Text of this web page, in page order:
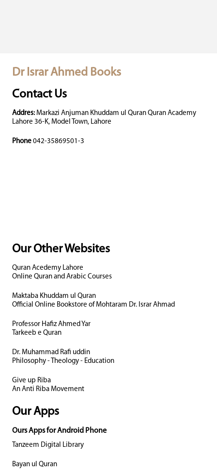
Dr Israr Ahmed Books
Contact Us
Addres: Markazi Anjuman Khuddam ul Quran Quran Academy
Lahore 36-K, Model Town, Lahore
Phone 042-35869501-3
Our Other Websites
Quran Acedemy Lahore
Online Quran and Arabic Courses
Maktaba Khuddam ul Quran
Official Online Bookstore of Mohtaram Dr. Israr Ahmad
Professor Hafiz Ahmed Yar
Tarkeeb e Quran
Dr. Muhammad Rafi uddin
Philosophy - Theology - Education
Give up Riba
An Anti Riba Movement
Our Apps
Ours Apps for Android Phone
Tanzeem Digital Library
Bayan ul Quran